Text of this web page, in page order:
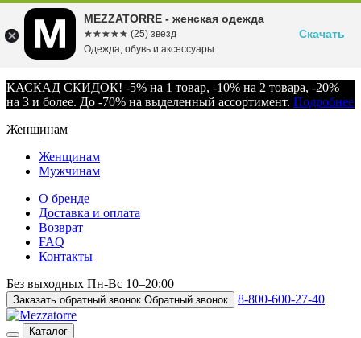
КАСКАД СКИДОК! -5% на 1 товар, -10% на 2 товара, -20%
на 3 и более. До -70% на выделенный ассортимент. Подробнее
Женщинам
Женщинам
Мужчинам
О бренде
Доставка и оплата
Возврат
FAQ
Контакты
Без выходных Пн-Вс 10–20:00
Заказать обратный звонок Обратный звонок 8-800-600-27-40
Каталог
MEZZATORRE - женская одежда
☆☆☆☆☆
★★★★★ (25) звезд
Одежда, обувь и аксессуары
Скачать